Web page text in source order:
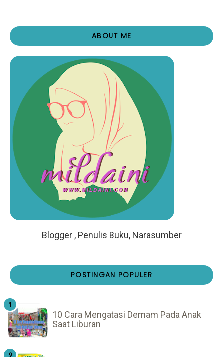
ABOUT ME
Blogger , Penulis Buku, Narasumber
POSTINGAN POPULER
10 Cara Mengatasi Demam Pada Anak
Saat Liburan